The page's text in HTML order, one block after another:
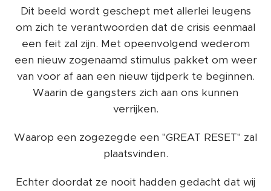
Dit beeld wordt geschept met allerlei leugens
om zich te verantwoorden dat de crisis eenmaal
een feit zal zijn. Met opeenvolgend wederom
een nieuw zogenaamd stimulus pakket om weer
van voor af aan een nieuw tijdperk te beginnen.
Waarin de gangsters zich aan ons kunnen
verrijken.
Waarop een zogezegde een "GREAT RESET" zal
plaatsvinden.
Echter doordat ze nooit hadden gedacht dat wij